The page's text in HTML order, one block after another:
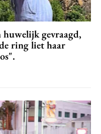
gevraagd,
ring liet haar